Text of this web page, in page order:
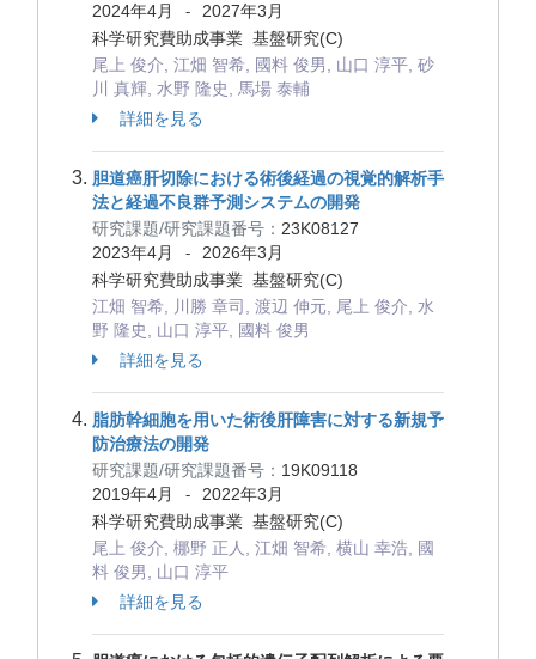
2024年4月
-
2027年3月
科学研究費助成事業 基盤研究(C)
尾上 俊介, 江畑 智希, 國料 俊男, 山口 淳平, 砂
川 真輝, 水野 隆史, 馬場 泰輔
詳細を見る
胆道癌肝切除における術後経過の視覚的解析手
法と経過不良群予測システムの開発
研究課題/研究課題番号： 23K08127
2023年4月
-
2026年3月
科学研究費助成事業 基盤研究(C)
江畑 智希, 川勝 章司, 渡辺 伸元, 尾上 俊介, 水
野 隆史, 山口 淳平, 國料 俊男
詳細を見る
脂肪幹細胞を用いた術後肝障害に対する新規予
防治療法の開発
研究課題/研究課題番号： 19K09118
2019年4月
-
2022年3月
科学研究費助成事業 基盤研究(C)
尾上 俊介, 梛野 正人, 江畑 智希, 横山 幸浩, 國
料 俊男, 山口 淳平
詳細を見る